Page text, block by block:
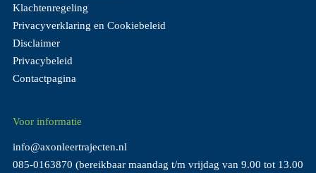
Klachtenregeling
Privacyverklaring en Cookiebeleid
Disclaimer
Privacybeleid
Contactpagina
Voor informatie
info@axonleertrajecten.nl
085-0163870 (bereikbaar maandag t/m vrijdag van 9.00 tot 13.00